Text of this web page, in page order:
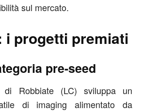
sul mercato.
i progetti premiati
pre-seed
di Robbiate (LC) sviluppa un
di imaging alimentato da